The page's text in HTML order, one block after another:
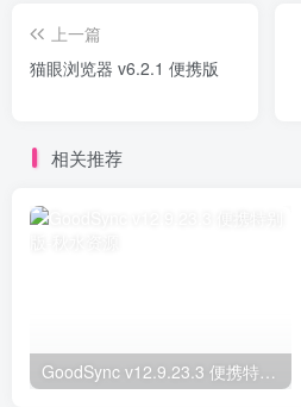
上一篇
猫眼浏览器 v6.2.1 便携版
相关推荐
GoodSync v12.9.23.3 便携特别版